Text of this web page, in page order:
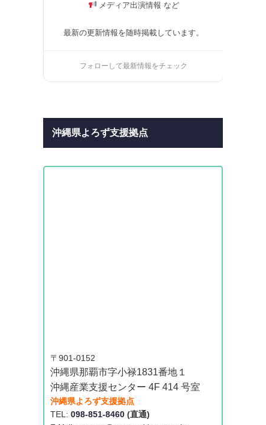
メディア出演情報 など
最新の更新情報を随時掲載しています。
フォローして最新情報をチェック
沖縄県よろず支援拠点
〒901-0152
沖縄県那覇市字小禄1831番地１
沖縄産業支援センター 4F 414 号室
沖縄県よろず支援拠点
TEL: 098-851-8460 (直通)